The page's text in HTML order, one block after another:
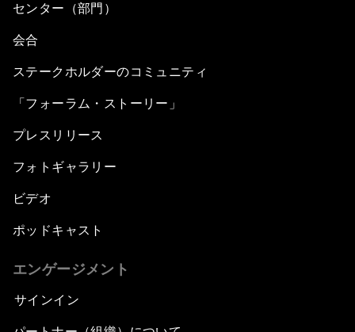
センター（部門）
会合
ステークホルダーのコミュニティ
「フォーラム・ストーリー」
プレスリリース
フォトギャラリー
ビデオ
ポッドキャスト
エンゲージメント
サインイン